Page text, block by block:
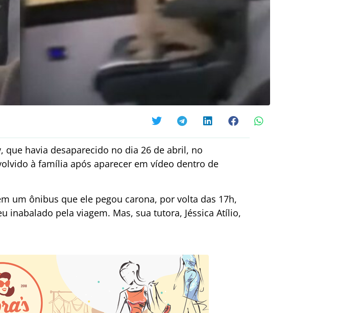
havia desaparecido no dia 26 de abril, no
à família após aparecer em vídeo dentro de
um ônibus que ele pegou carona, por volta das 17h,
inabalado pela viagem. Mas, sua tutora, Jéssica Atílio,